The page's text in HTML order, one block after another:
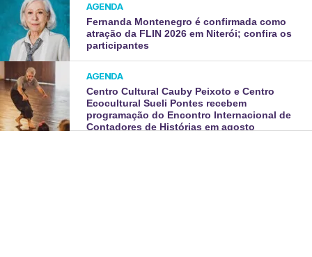
AGENDA
Fernanda Montenegro é confirmada como
atração da FLIN 2026 em Niterói; confira os
participantes
AGENDA
Centro Cultural Cauby Peixoto e Centro
Ecocultural Sueli Pontes recebem
programação do Encontro Internacional de
Contadores de Histórias em agosto